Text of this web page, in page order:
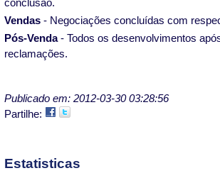
conclusão.
Vendas - Negociações concluídas com
Pós-Venda- Todos os desenvolvimentos
reclamações.
Publicado em: 2012-03-30 03:28:56
Partilhe:
Estatisticas